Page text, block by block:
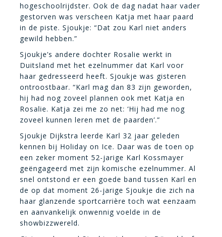
hogeschoolrijdster. Ook de dag nadat haar vader
gestorven was verscheen Katja met haar paard
in de piste. Sjoukje: “Dat zou Karl niet anders
gewild hebben.”
Sjoukje’s andere dochter Rosalie werkt in
Duitsland met het ezelnummer dat Karl voor
haar gedresseerd heeft. Sjoukje was gisteren
ontroostbaar. “Karl mag dan 83 zijn geworden,
hij had nog zoveel plannen ook met Katja en
Rosalie. Katja zei me zo net: ‘Hij had me nog
zoveel kunnen leren met de paarden’.”
Sjoukje Dijkstra leerde Karl 32 jaar geleden
kennen bij Holiday on Ice. Daar was de toen op
een zeker moment 52-jarige Karl Kossmayer
geëngageerd met zijn komische ezelnummer. Al
snel ontstond er een goede band tussen Karl en
de op dat moment 26-jarige Sjoukje die zich na
haar glanzende sportcarrière toch wat eenzaam
en aanvankelijk onwennig voelde in de
showbizzwereld.